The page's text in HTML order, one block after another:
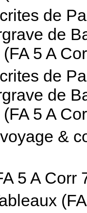
de
de
5 A
de
de
5 A
&
5 A Corr